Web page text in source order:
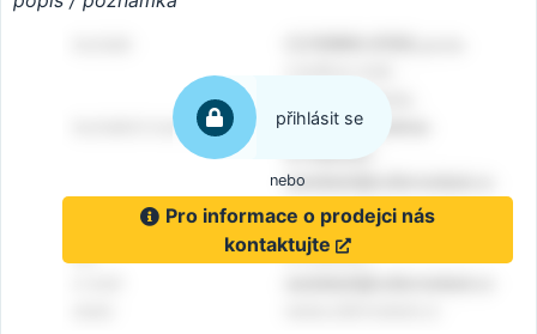
přihlásit se
nebo
Pro informace o prodejci nás
kontaktujte